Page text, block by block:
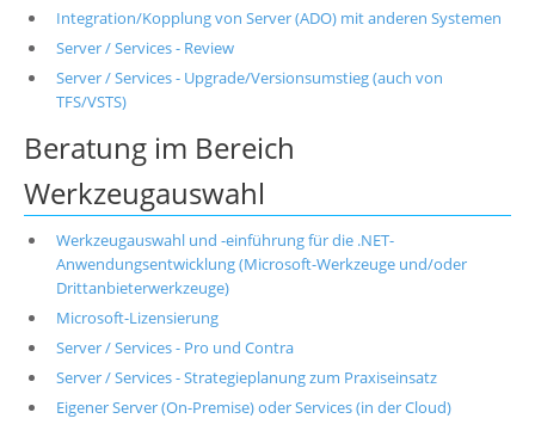
Integration/Kopplung von Server (ADO) mit anderen Systemen
Server / Services - Review
Server / Services - Upgrade/Versionsumstieg (auch von
TFS/VSTS)
Beratung im Bereich
Werkzeugauswahl
Werkzeugauswahl und -einführung für die .NET-
Anwendungsentwicklung (Microsoft-Werkzeuge und/oder
Drittanbieterwerkzeuge)
Microsoft-Lizensierung
Server / Services - Pro und Contra
Server / Services - Strategieplanung zum Praxiseinsatz
Eigener Server (On-Premise) oder Services (in der Cloud)